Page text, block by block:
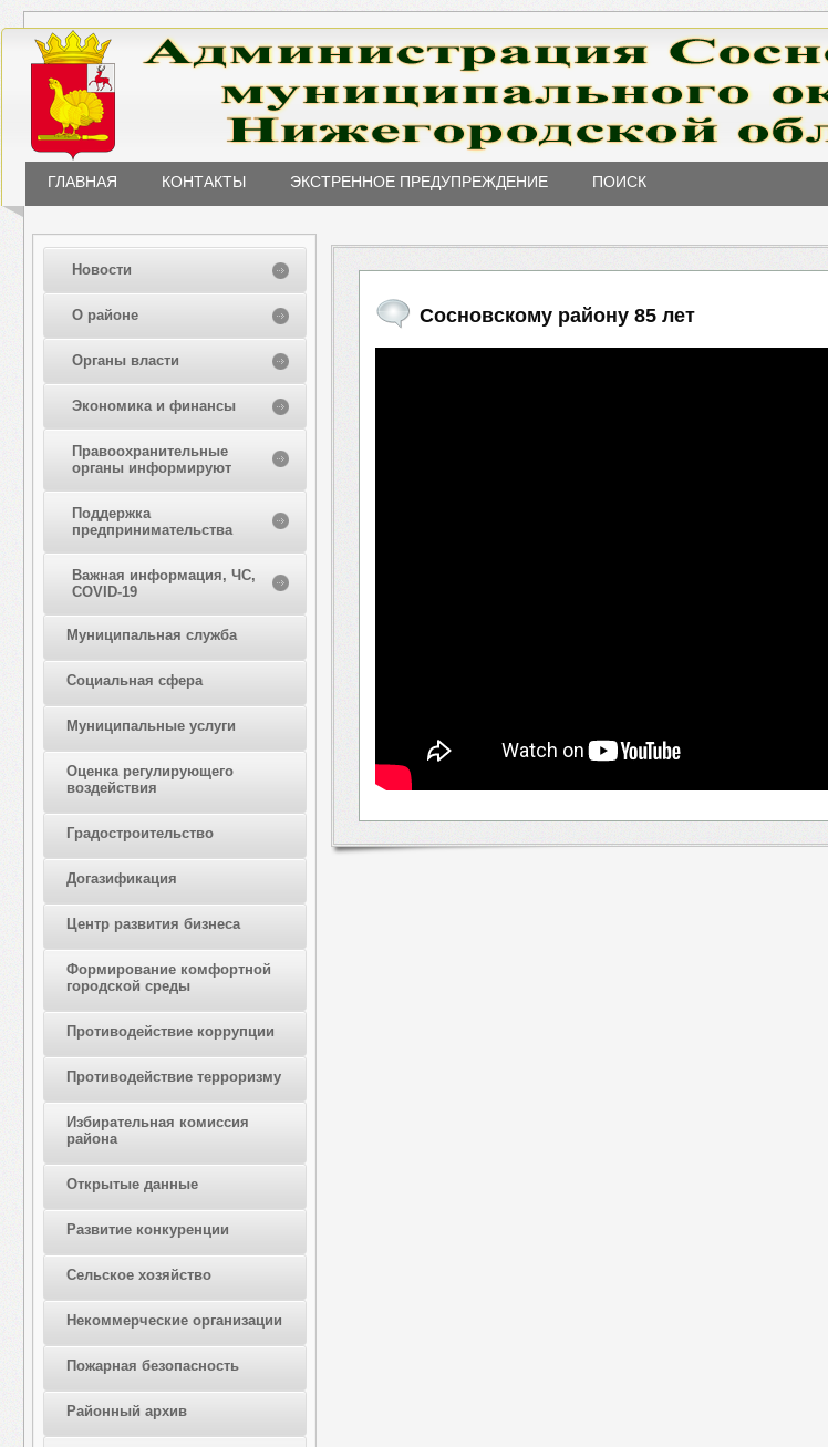
ГЛАВНАЯ КОНТАКТЫ ЭКСТРЕННОЕ ПРЕДУПРЕЖДЕНИЕ ПОИСК
Новости
О районе
Органы власти
Экономика и финансы
Правоохранительные
органы информируют
Поддержка
предпринимательства
Важная информация, ЧС,
COVID-19
Муниципальная служба
Социальная сфера
Муниципальные услуги
Оценка регулирующего
воздействия
Градостроительство
Догазификация
Центр развития бизнеса
Формирование комфортной
городской среды
Противодействие коррупции
Противодействие терроризму
Избирательная комиссия
района
Открытые данные
Развитие конкуренции
Сельское хозяйство
Некоммерческие организации
Пожарная безопасность
Районный архив
Сосновскому району 85 лет